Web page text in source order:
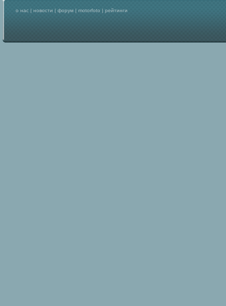
о нас | новости | форум | motorfoto | рейтинги